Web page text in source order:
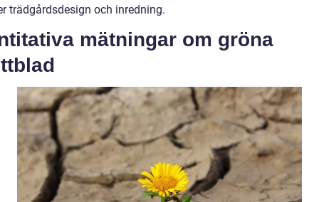
trädgårdsdesign och inredning.
mätningar om gröna